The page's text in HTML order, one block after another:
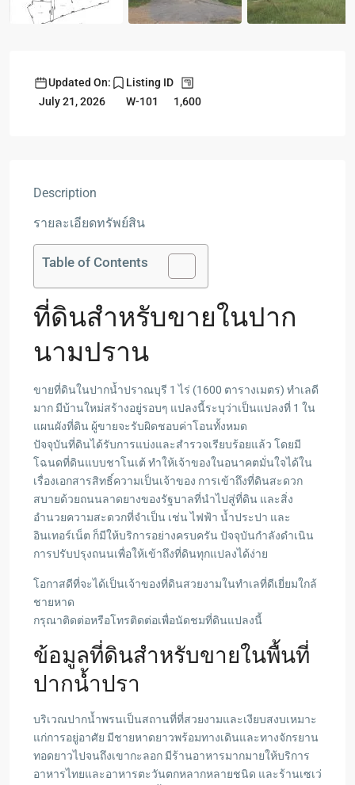
Updated On:
July 21, 2026
Listing ID
W-101
1,600
Description
รายละเอียดทรัพย์สิน
Table of Contents
ที่ดินสำหรับขายในปาก
นามปราน
ขายที่ดินในปากน้ำปราณบุรี 1 ไร่ (1600 ตารางเมตร) ทำเลดี
มาก มีบ้านใหม่สร้างอยู่รอบๆ แปลงนี้ระบุว่าเป็นแปลงที่ 1 ใน
แผนผังที่ดิน ผู้ขายจะรับผิดชอบค่าโอนทั้งหมด
ปัจจุบันที่ดินได้รับการแบ่งและสำรวจเรียบร้อยแล้ว โดยมี
โฉนดที่ดินแบบชาโนเต้ ทำให้เจ้าของในอนาคตมั่นใจได้ใน
เรื่องเอกสารสิทธิ์ความเป็นเจ้าของ การเข้าถึงที่ดินสะดวก
สบายด้วยถนนลาดยางของรัฐบาลที่นำไปสู่ที่ดิน และสิ่ง
อำนวยความสะดวกที่จำเป็น เช่น ไฟฟ้า น้ำประปา และ
อินเทอร์เน็ต ก็มีให้บริการอย่างครบครัน ปัจจุบันกำลังดำเนิน
การปรับปรุงถนนเพื่อให้เข้าถึงที่ดินทุกแปลงได้ง่าย
โอกาสดีที่จะได้เป็นเจ้าของที่ดินสวยงามในทำเลที่ดีเยี่ยมใกล้
ชายหาด
กรุณาติดต่อหรือโทรติดต่อเพื่อนัดชมที่ดินแปลงนี้
ข้อมูลที่ดินสำหรับขายในพื้นที่
ปากน้ำปรา
บริเวณปากน้ำพรนเป็นสถานที่ที่สวยงามและเงียบสงบเหมาะ
แก่การอยู่อาศัย มีชายหาดยาวพร้อมทางเดินและทางจักรยาน
ทอดยาวไปจนถึงเขากะลอก มีร้านอาหารมากมายให้บริการ
อาหารไทยและอาหารตะวันตกหลากหลายชนิด และร้านเซเว่